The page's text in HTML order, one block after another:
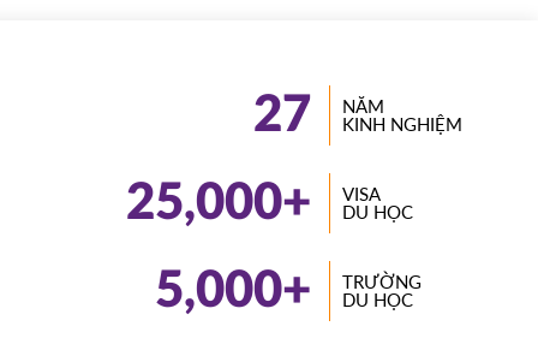
27
NĂM
KINH NGHIỆM
25,000+
VISA
DU HỌC
5,000+
TRƯỜNG
DU HỌC